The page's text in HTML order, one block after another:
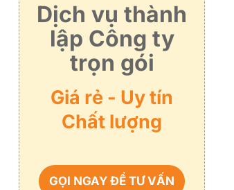
Dịch vụ thành
lập Công ty
trọn gói
Giá rẻ - Uy tín
Chất lượng
GỌI NGAY ĐỂ TƯ VẤN